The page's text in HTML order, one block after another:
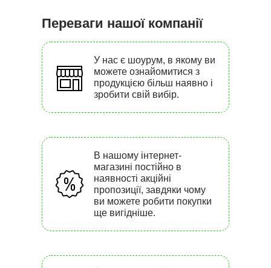
Переваги нашої компанії
У нас є шоурум, в якому ви
можете ознайомитися з
продукцією більш наявно і
зробити свій вибір.
В нашому інтернет-
магазині постійно в
наявності акційні
пропозиції, завдяки чому
ви можете робити покупки
ще вигідніше.